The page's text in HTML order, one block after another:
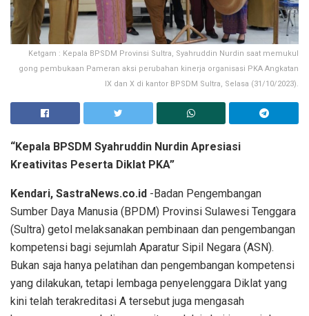
Ketgam : Kepala BPSDM Provinsi Sultra, Syahruddin Nurdin saat memukul
gong pembukaan Pameran aksi perubahan kinerja organisasi PKA Angkatan
IX dan X di kantor BPSDM Sultra, Selasa (31/10/2023).
“Kepala BPSDM Syahruddin Nurdin Apresiasi
Kreativitas Peserta Diklat PKA”
Kendari, SastraNews.co.id -Badan Pengembangan
Sumber Daya Manusia (BPDM) Provinsi Sulawesi Tenggara
(Sultra) getol melaksanakan pembinaan dan pengembangan
kompetensi bagi sejumlah Aparatur Sipil Negara (ASN).
Bukan saja hanya pelatihan dan pengembangan kompetensi
yang dilakukan, tetapi lembaga penyelenggara Diklat yang
kini telah terakreditasi A tersebut juga mengasah